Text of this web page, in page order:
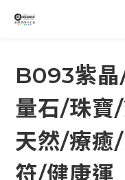
B093紫
量石/珠寶
天然/療癒
符/健康運